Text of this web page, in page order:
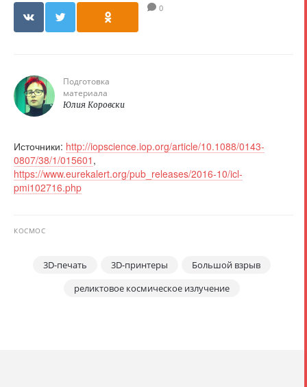
0
Подготовка
материала
Юлия Коровски
Источники: http://iopscience.iop.org/article/10.1088/0143-
0807/38/1/015601 ,
https://www.eurekalert.org/pub_releases/2016-10/icl-
pmi102716.php
КОСМОС
3D-печать 3D-принтеры
Большой взрыв
реликтовое космическое излучение